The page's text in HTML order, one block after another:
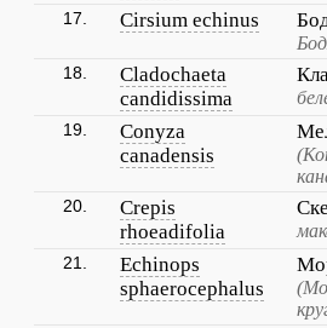
17. Cirsium echinus
18.
Cladochaeta
candidissima
19.
Conyza
canadensis
20.
Crepis
rhoeadifolia
21.
Echinops
sphaerocephalus